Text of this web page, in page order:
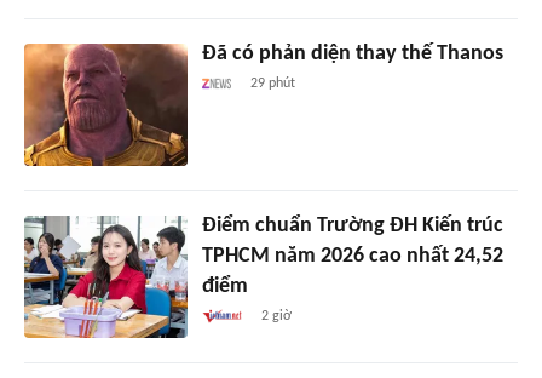
Đã có phản diện thay thế Thanos
29 phút
Điểm chuẩn Trường ĐH Kiến trúc
TPHCM năm 2026 cao nhất 24,52
điểm
2 giờ